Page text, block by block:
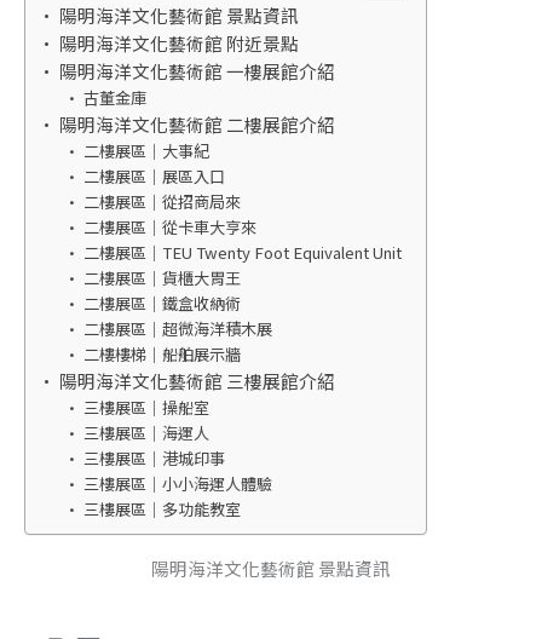
陽明海洋文化藝術館 景點資訊
陽明海洋文化藝術館 附近景點
陽明海洋文化藝術館 一樓展館介紹
古董金庫
陽明海洋文化藝術館 二樓展館介紹
二樓展區｜大事紀
二樓展區｜展區入口
二樓展區｜從招商局來
二樓展區｜從卡車大亨來
二樓展區｜TEU Twenty Foot Equivalent Unit
二樓展區｜貨櫃大胃王
二樓展區｜鐵盒收納術
二樓展區｜超微海洋積木展
二樓樓梯｜船舶展示牆
陽明海洋文化藝術館 三樓展館介紹
三樓展區｜操船室
三樓展區｜海運人
三樓展區｜港城印事
三樓展區｜小小海運人體驗
三樓展區｜多功能教室
陽明海洋文化藝術館 景點資訊